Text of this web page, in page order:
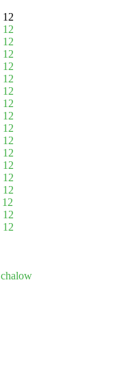
12
12
12
12
12
12
12
12
12
12
12
12
12
12
12
12
12
12
chalow